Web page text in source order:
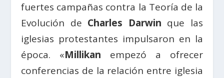
fuertes campañas contra la Teoría de la
Evolución de Charles Darwin que las
iglesias protestantes impulsaron en la
época. «Millikan empezó a ofrecer
conferencias de la relación entre iglesia